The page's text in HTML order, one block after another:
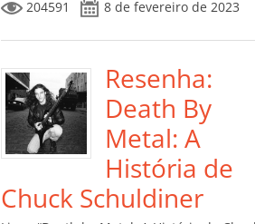
e
b
o
o
k
er l s
A
p
p
e
dI
n
gl
e
ro
m
p
ar
til
h
ar
204591 8 de fevereiro de 2023
Resenha:
Death By
Metal: A
História de
Chuck Schuldiner